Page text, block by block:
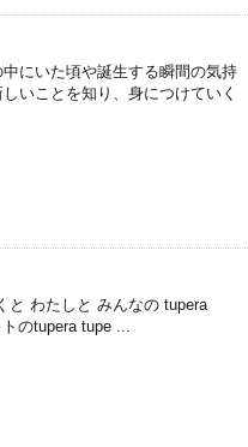
にいた頃や誕生する瞬間の気持
いことを知り、身につけていく
と わたしと みんなの tupera
のtupera tupe ...